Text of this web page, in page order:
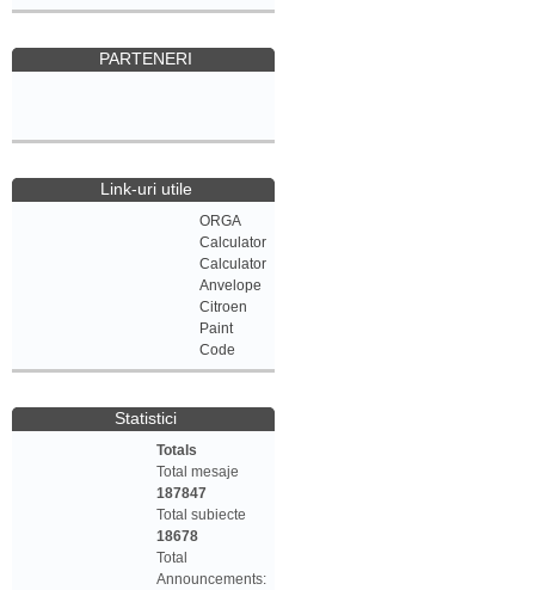
PARTENERI
Link-uri utile
ORGA
Calculator
Calculator
Anvelope
Citroen
Paint
Code
Statistici
Totals
Total mesaje
187847
Total subiecte
18678
Total
Announcements: